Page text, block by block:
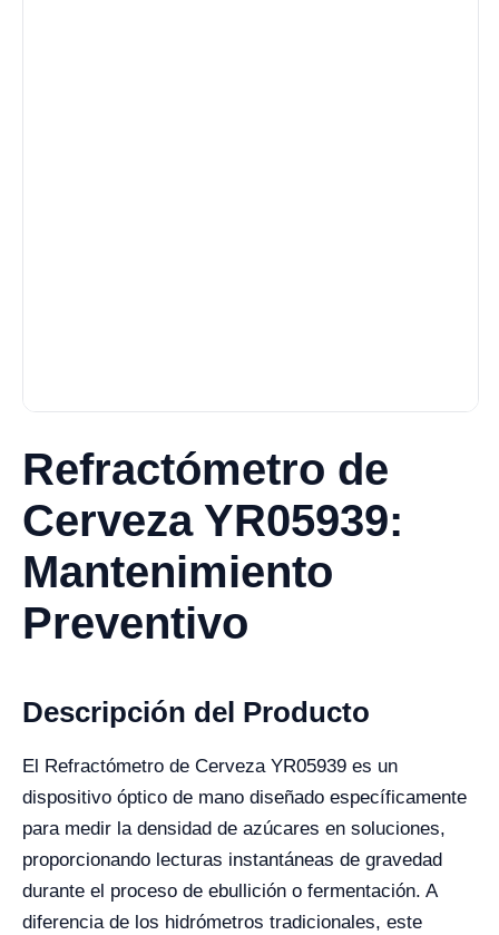
Refractómetro de
Cerveza YR05939:
Mantenimiento
Preventivo
Descripción del Producto
El Refractómetro de Cerveza YR05939 es un
dispositivo óptico de mano diseñado específicamente
para medir la densidad de azúcares en soluciones,
proporcionando lecturas instantáneas de gravedad
durante el proceso de ebullición o fermentación. A
diferencia de los hidrómetros tradicionales, este